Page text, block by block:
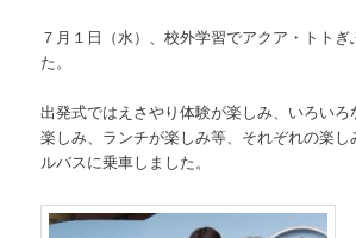
へ
移
動
移
動
７月１日（水）、校外学習でアクア・トトぎ
た。
出発式ではえさやり体験が楽しみ、いろい
楽しみ、ランチが楽しみ等、それぞれの楽
ルバスに乗車しました。